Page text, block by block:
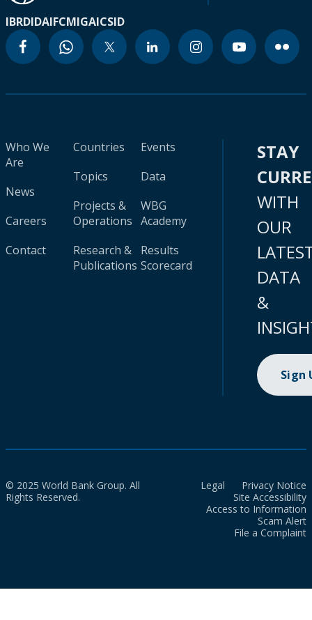
IBRDIDAIFCMIGAICSID
Who We
Are
News
Careers
Contact
Countries
Topics
Projects &
Operations
Research &
Publications
Events
Data
WBG
Academy
Results
Scorecard
STAY
WITH
OUR
DATA
&
Sign
© 2025 World Bank Group. All
Rights Reserved.
Legal
Privacy Notice
Site Accessibility
Access to Information
Scam Alert
File a Complaint